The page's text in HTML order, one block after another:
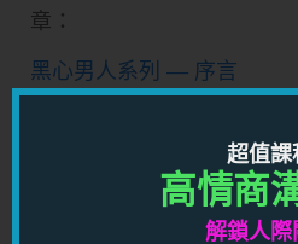
章：
黑心男人系列 — 序言
黑心男人怎樣榨壓你
黑心男人 — Conservative
超值課
高情商
解鎖人際